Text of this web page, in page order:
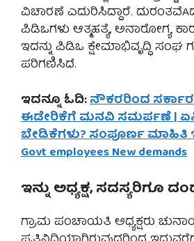
ವಿಚಾರಣೆ ಎದುರಿಸಿದ್ದಾರೆ.
ಪಿಡಿಒಗಳು ಆತ್ಮಹತ್ಯೆ, ಅನಾರೋಗ್ಯ
ಇದನ್ನು ಪಿಡಿಒ ಕ್ಷೇಮಾಭಿವೃದ್ಧಿ ಸಂಘ
ಪರಿಗಣಿಸಿದೆ.
ಇದನ್ನೂ ಓದಿ:ನೌಕರರಿಂದ
ಈಡೇರಿಕೆಗೆ ಮನವಿ ಸಮರ್ಪಣೆ |
ಬೇಡಿಕೆಗಳು? ಸಂಪೂರ್ಣ ಮಾಹಿತಿ
Govt employees New demands
ಇನ್ನು ಅಧ್ಯಕ್ಷ, ಸದಸ್ಯರಿಗೂ
ಗ್ರಾಮ ಪಂಚಾಯತಿ ಅಧ್ಯಕ್ಷರು